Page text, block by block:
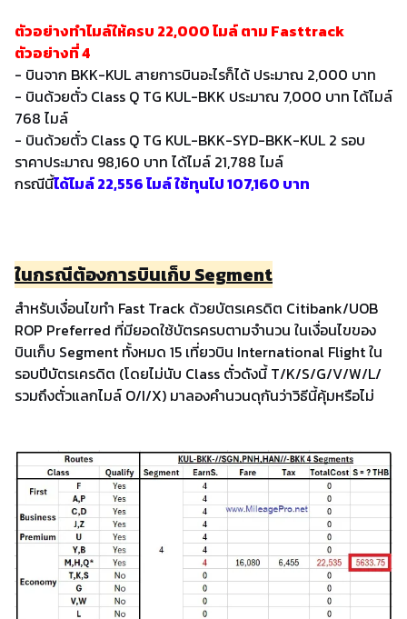
ตัวอย่างทำไมล์ให้ครบ 22,000 ไมล์ ตาม Fasttrack
ตัวอย่างที่ 4
- บินจาก BKK-KUL สายการบินอะไรก็ได้ ประมาณ 2,000 บาท
- บินด้วยตั๋ว Class Q TG KUL-BKK ประมาณ 7,000 บาท ได้ไมล์
768 ไมล์
- บินด้วยตั๋ว Class Q TG KUL-BKK-SYD-BKK-KUL 2 รอบ
ราคาประมาณ 98,160 บาท ได้ไมล์ 21,788 ไมล์
กรณีนี้ได้ไมล์ 22,556 ไมล์ ใช้ทุนไป 107,160 บาท
ในกรณีต้องการบินเก็บ Segment
สำหรับเงื่อนไขทำ Fast Track ด้วยบัตรเครดิต Citibank/UOB
ROP Preferred ที่มียอดใช้บัตรครบตามจำนวน ในเงื่อนไขของ
บินเก็บ Segment ทั้งหมด 15 เที่ยวบิน International Flight ใน
รอบปีบัตรเครดิต (โดยไม่นับ Class ตั๋วดังนี้ T/K/S/G/V/W/L/
รวมถึงตั๋วแลกไมล์ O/I/X) มาลองคำนวนดุกันว่าวิธีนี้คุ้มหรือไม่